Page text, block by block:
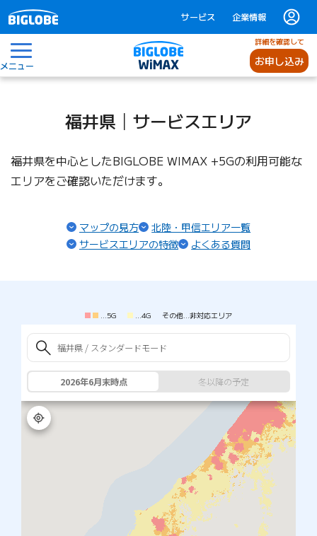
サービス 企業情報
メニュー
詳細を確認して
お申し込み
福井県│サービスエリア
福井県を中心としたBIGLOBE WIMAX +5Gの利用可能な
エリアをご確認いただけます。
マップの見方
北陸・甲信エリア一覧
サービスエリアの特徴
よくある質問
5G 4G その他 非対応エリア